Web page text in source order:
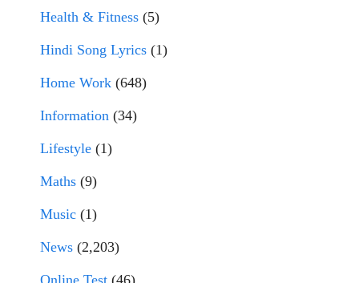
Health & Fitness (5)
Hindi Song Lyrics (1)
Home Work (648)
Information (34)
Lifestyle (1)
Maths (9)
Music (1)
News (2,203)
Online Test (46)